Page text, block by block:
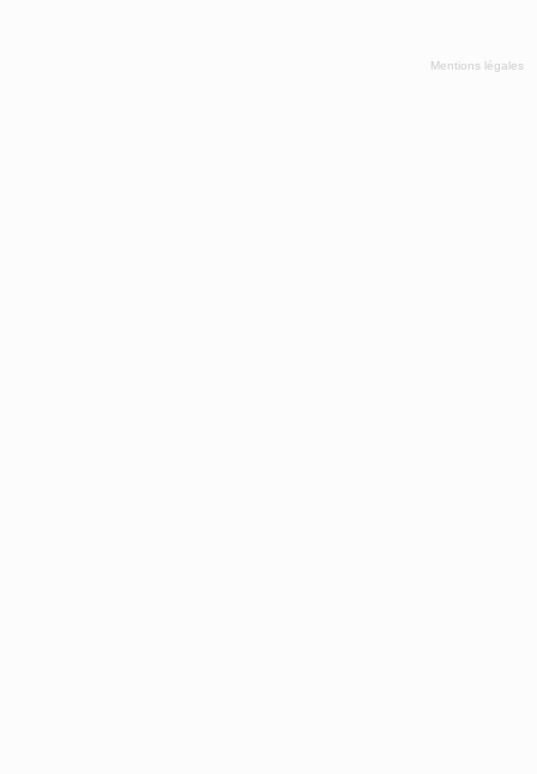
Mentions légales